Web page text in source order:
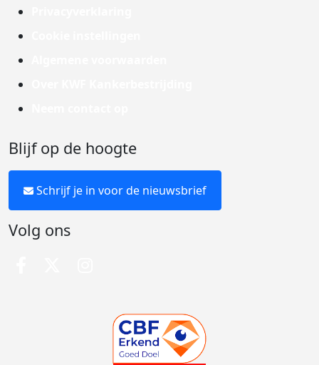
Blijf op de hoogte
Schrijf je in voor de nieuwsbrief
Volg ons